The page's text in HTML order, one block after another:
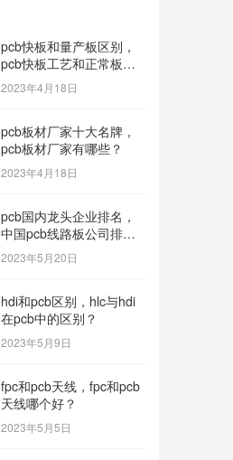
pcb快板和量产板区别，
pcb快板工艺和正常板工
艺？
2023年4月18日
pcb板材厂家十大名牌，
pcb板材厂家有哪些？
2023年4月18日
pcb国内龙头企业排名，
中国pcb线路板公司排名
100内的有哪些？
2023年5月20日
hdi和pcb区别，hlc与hdi
在pcb中的区别？
2023年5月9日
fpc和pcb天线，fpc和pcb
天线哪个好？
2023年5月5日